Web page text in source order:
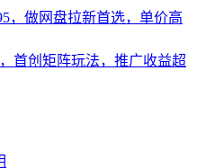
，做网盘拉新首选，单价高
首创矩阵玩法，推广收益超